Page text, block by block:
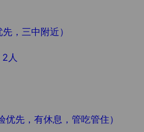
，三中附近）
2人
先，有休息，管吃管住）